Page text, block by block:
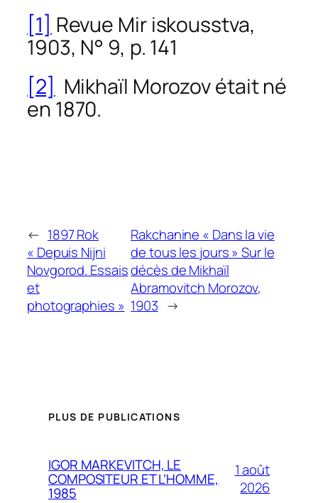
[1] Revue Mir iskousstva,
1903, N° 9, p. 141
[2] Mikhaïl Morozov était né
en 1870.
← 1897 Rok
« Depuis Nijni
Novgorod. Essais
et
photographies »
Rakchanine « Dans la vie
de tous les jours » Sur le
décès de Mikhaïl
Abramovitch Morozov,
1903 →
PLUS DE PUBLICATIONS
IGOR MARKEVITCH, LE
COMPOSITEUR ET L’HOMME,
1985
1 août
2026